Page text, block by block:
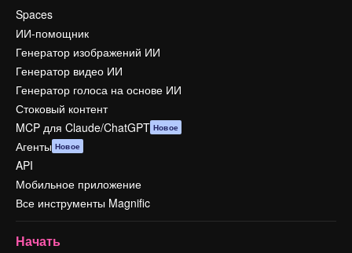
Spaces
ИИ-помощник
Генератор изображений ИИ
Генератор видео ИИ
Генератор голоса на основе ИИ
Стоковый контент
MCP для Claude/ChatGPT Новое
Агенты Новое
API
Мобильное приложение
Все инструменты Magnific
Начать